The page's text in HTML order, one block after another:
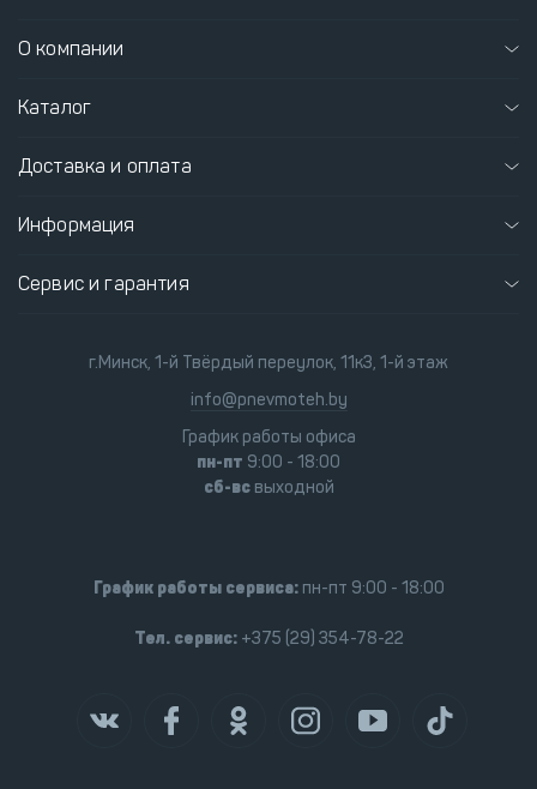
О компании
Каталог
Доставка и оплата
Информация
Сервис и гарантия
г.Минск, 1-й Твёрдый переулок, 11к3, 1-й этаж
info@pnevmoteh.by
График работы офиса
пн-пт 9:00 - 18:00
сб-всвыходной
График работы сервиса:пн-пт 9:00 - 18:00
Тел. сервис:+375 (29) 354-78-22